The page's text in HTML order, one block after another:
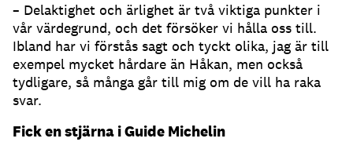
– Delaktighet och ärlighet är två viktiga punkter i
vår värdegrund, och det försöker vi hålla oss till.
Ibland har vi förstås sagt och tyckt olika, jag är till
exempel mycket hårdare än Håkan, men också
tydligare, så många går till mig om de vill ha raka
svar.
Fick en stjärna i Guide Michelin